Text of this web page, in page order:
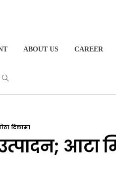
ABOUT US CAREER
दिलासा
आटा